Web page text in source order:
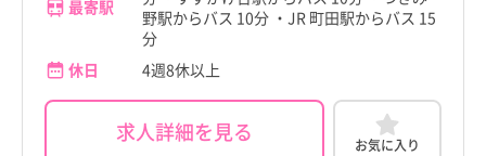
大分県
宮崎県
瑞穂町
日の出町
檜原村
最寄駅
野駅からバス 10分 ・JR 町田駅からバス 15
分
休日
4週8休以上
求人詳細を見る お気に入り
大分県
宮崎県
瑞穂町
日の出町
檜原村